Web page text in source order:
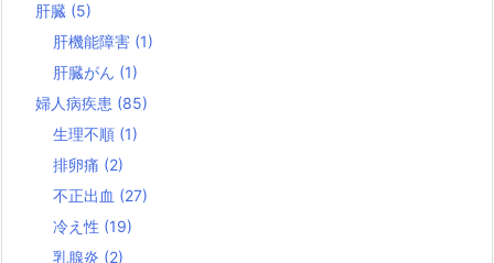
肝臓 (5)
肝機能障害 (1)
肝臓がん (1)
婦人病疾患 (85)
生理不順 (1)
排卵痛 (2)
不正出血 (27)
冷え性 (19)
乳腺炎 (2)